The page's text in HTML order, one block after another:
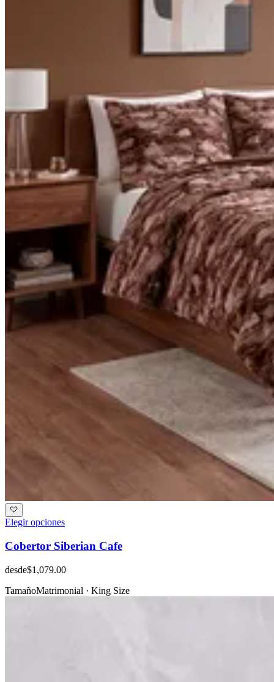
Elegir opciones
Cobertor Siberian Cafe
desde$1,079.00
TamañoMatrimonial · King Size